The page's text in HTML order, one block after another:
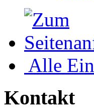
Alle
Kontakt